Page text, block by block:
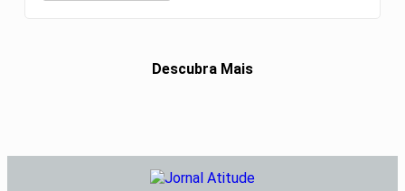
Descubra Mais